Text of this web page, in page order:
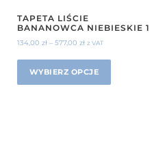
TAPETA LIŚCIE
BANANOWCA NIEBIESKIE 1
134,00zł –577,00zł z VAT
WYBIERZ OPCJE